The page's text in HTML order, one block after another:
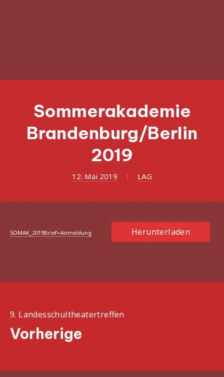
Sommerakademie
Brandenburg/Berlin
2019
12. Mai 201912.
Mai
2019
LAG
SOMAK_2019Brief+Anmeldung Herunterladen
9. Landesschultheatertreffen
Vorherige